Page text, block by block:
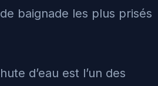
de baignade les plus prisés
d’eau est l’un des